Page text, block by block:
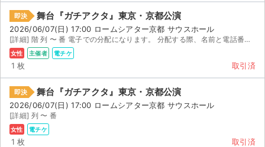
即決 舞台『ガチアクタ』東京・京都公演
2026/06/07(日) 17:00 ロームシアター京都 サウスホール
[詳細] 階 列 〜 番 電子での分配になります。 分配する際、名前と電話番号をお尋ね致します。 ...
女性 主催者 電チケ
1 枚 取引済
即決 舞台『ガチアクタ』東京・京都公演
2026/06/07(日) 17:00 ロームシアター京都 サウスホール
[詳細] 列 〜 番
女性 電チケ
1 枚 取引済